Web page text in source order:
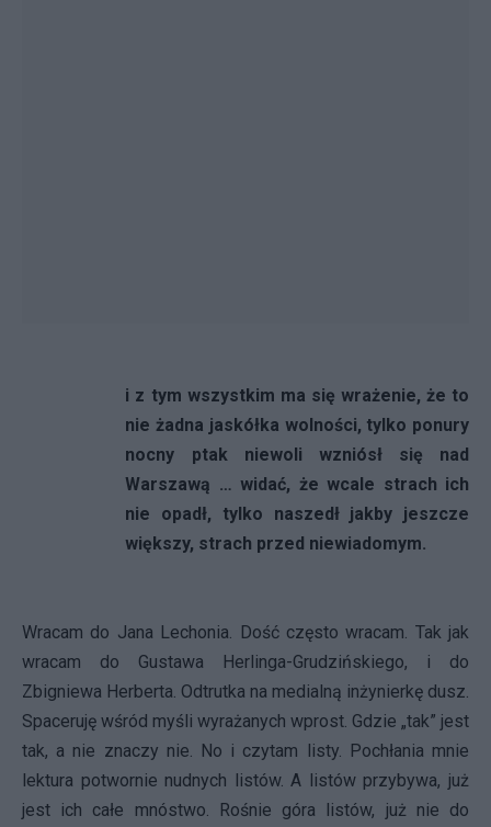
i z tym wszystkim ma się wrażenie, że to
nie żadna jaskółka wolności, tylko ponury
nocny ptak niewoli wzniósł się nad
Warszawą … widać, że wcale strach ich
nie opadł, tylko naszedł jakby jeszcze
większy, strach przed niewiadomym.
Wracam do Jana Lechonia. Dość często wracam. Tak jak
wracam do Gustawa Herlinga-Grudzińskiego, i do
Zbigniewa Herberta. Odtrutka na medialną inżynierkę dusz.
Spaceruję wśród myśli wyrażanych wprost. Gdzie „tak” jest
tak, a nie znaczy nie. No i czytam listy. Pochłania mnie
lektura potwornie nudnych listów. A listów przybywa, już
jest ich całe mnóstwo. Rośnie góra listów, już nie do